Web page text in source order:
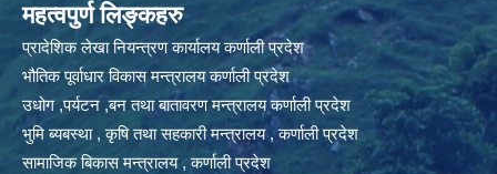
महत्वपुर्ण लिङ्कहरु
प्रादेशिक लेखा नियन्त्रण कार्यालय कर्णाली प्रदेश
भौतिक पूर्वाधार विकास मन्त्रालय कर्णाली प्रदेश
उधोग ,पर्यटन ,बन तथा बातावरण मन्त्रालय कर्णाली प्रदेश
भुमि ब्यबस्था , कृषि तथा सहकारी मन्त्रालय , कर्णाली प्रदेश
सामाजिक बिकास मन्त्रालय , कर्णाली प्रदेश